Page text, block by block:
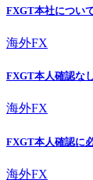
FXGT本社につい
海外FX
FXGT本人確認な
海外FX
FXGT本人確認に
海外FX